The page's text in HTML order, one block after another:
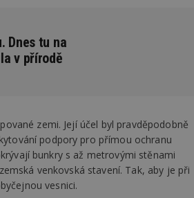
Dnes tu na
v přírodě
zemi. Její účel byl pravděpodobně
podpory pro přímou ochranu
bunkry s až metrovými stěnami
venkovská stavení. Tak, aby je při
vesnici.